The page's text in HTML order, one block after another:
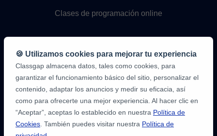
Clases de programación online
9,6/10
1.339.284
opiniones
🍪 Utilizamos cookies para mejorar tu experiencia
Classgap almacena datos, tales como cookies, para
garantizar el funcionamiento básico del sitio, personalizar el
contenido, adaptar los anuncios y medir su eficacia, así
como para ofrecerte una mejor experiencia. Al hacer clic en
“Aceptar”, aceptas lo establecido en nuestra Política de
Cookies . También puedes visitar nuestra Política de